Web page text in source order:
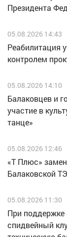
Президента
05.08.2026 14:43
Реабилитация
контролем
05.08.2026 14:10
Балаковцев и
участие в
танце»
05.08.2026 12:46
«Т Плюс»
Балаковской
05.08.2026 11:30
При поддержке
спидвейный